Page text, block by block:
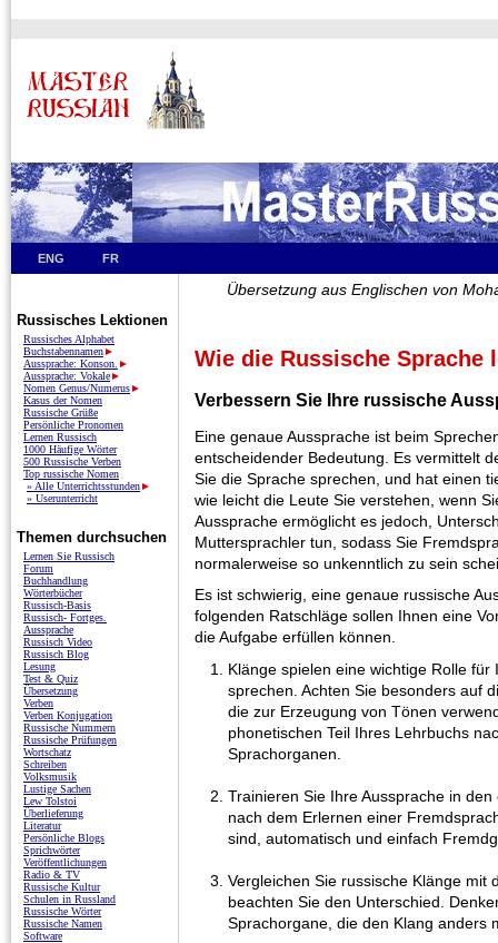
ENG FR
Übersetzung aus Englischen von
Wie die Russische Sprache
Verbessern Sie Ihre russische
Eine genaue Aussprache ist beim
entscheidender Bedeutung. Es vermittelt
Sie die Sprache sprechen, und hat einen
wie leicht die Leute Sie verstehen, wenn
Aussprache ermöglicht es jedoch,
Muttersprachler tun, sodass Sie
normalerweise so unkenntlich zu sein
Es ist schwierig, eine genaue russische
folgenden Ratschläge sollen Ihnen eine
die Aufgabe erfüllen können.
Klänge spielen eine wichtige Rolle für
sprechen. Achten Sie besonders auf
die zur Erzeugung von Tönen
phonetischen Teil Ihres Lehrbuchs
Sprachorganen.
Trainieren Sie Ihre Aussprache in
nach dem Erlernen einer
sind, automatisch und einfach
Vergleichen Sie russische Klänge mit
beachten Sie den Unterschied.
Sprachorgane, die den Klang anders
Russisches Lektionen
Russisches Alphabet
Buchstabennamen►
Aussprache: Konson. ►
Aussprache: Vokale►
Nomen Genus/Numerus►
Kasus der Nomen
Russische Grüße
Persönliche Pronomen
Lernen Russisch
1000 Häufige Wörter
500 Russische Verben
Top russische Nomen
» Alle Unterrichtsstunden►
» Userunterricht
Themen durchsuchen
Lernen Sie Russisch
Forum
Buchhandlung
Wörterbücher
Russisch-Basis
Russisch- Fortges.
Aussprache
Russisch Video
Russisch Blog
Lesung
Test & Quiz
Übersetzung
Verben
Verben Konjugation
Russische Nummern
Russische Prüfungen
Wortschatz
Schreiben
Volksmusik
Lustige Sachen
Lew Tolstoi
Überlieferung
Literatur
Persönliche Blogs
Sprichwörter
Veröffentlichungen
Radio & TV
Russische Kultur
Schulen in Russland
Russische Wörter
Russische Namen
Software